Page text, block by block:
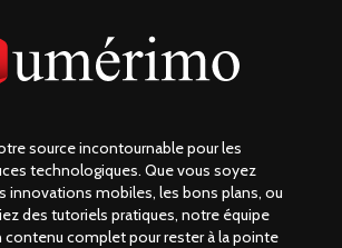
source incontournable pour les
technologiques. Que vous soyez
innovations mobiles, les bons plans, ou
des tutoriels pratiques, notre équipe
contenu complet pour rester à la pointe